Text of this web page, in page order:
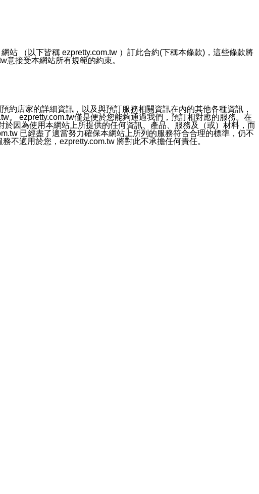
條件者，將可收到通知型訊息。
站 （以下皆稱 ezpretty.com.tw ）訂此合約(下稱本條款)，這些條款將
意接受本網站所有規範的約束。
約店家的詳細資訊，以及與預訂服務相關資訊在內的其他各種資訊，
。 ezpretty.com.tw僅是便於您能夠通過我們，預訂相對應的服務。在
因為使用本網站上所提供的任何資訊、產品、服務及（或）材料，而
已經盡了適當努力確保本網站上所列的服務符合合理的標準，仍不
不適用於您，ezpretty.com.tw 將對此不承擔任何責任。